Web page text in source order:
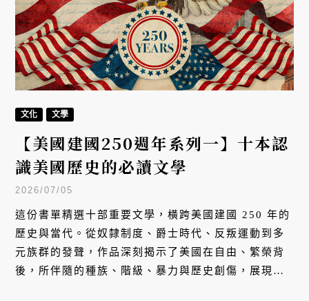
文化 文學
【美國建國250週年系列一】十本認
識美國歷史的必讀文學
2026/07/05
這份書單精選十部重要文學，橫跨美國建國 250 年的
歷史與當代。從奴隸制度、爵士時代、反叛運動到多
元族群的發聲，作品深刻揭示了美國在自由、繁榮背
後，所伴隨的種族、階級、暴力與歷史創傷，展現出